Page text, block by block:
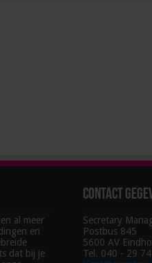
al meer
en
dat bij je
Contact
Secretary
Postbus 845
5600 AV
Tel. 040 - 29